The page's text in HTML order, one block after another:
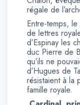
régale de
Entre-temps,
de lettres
d’Espinay les
duc Pierre de
qu’ils ne
d’Hugues de
résistaient à la
famille royale.